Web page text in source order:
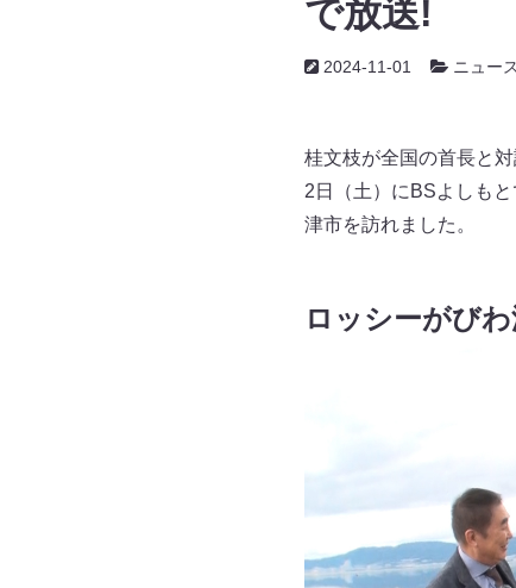
で放送!
2024-11-01 ニュース
桂文枝が全国の首長と
2日（土）にBSよしも
津市を訪れました。
ロッシーがび